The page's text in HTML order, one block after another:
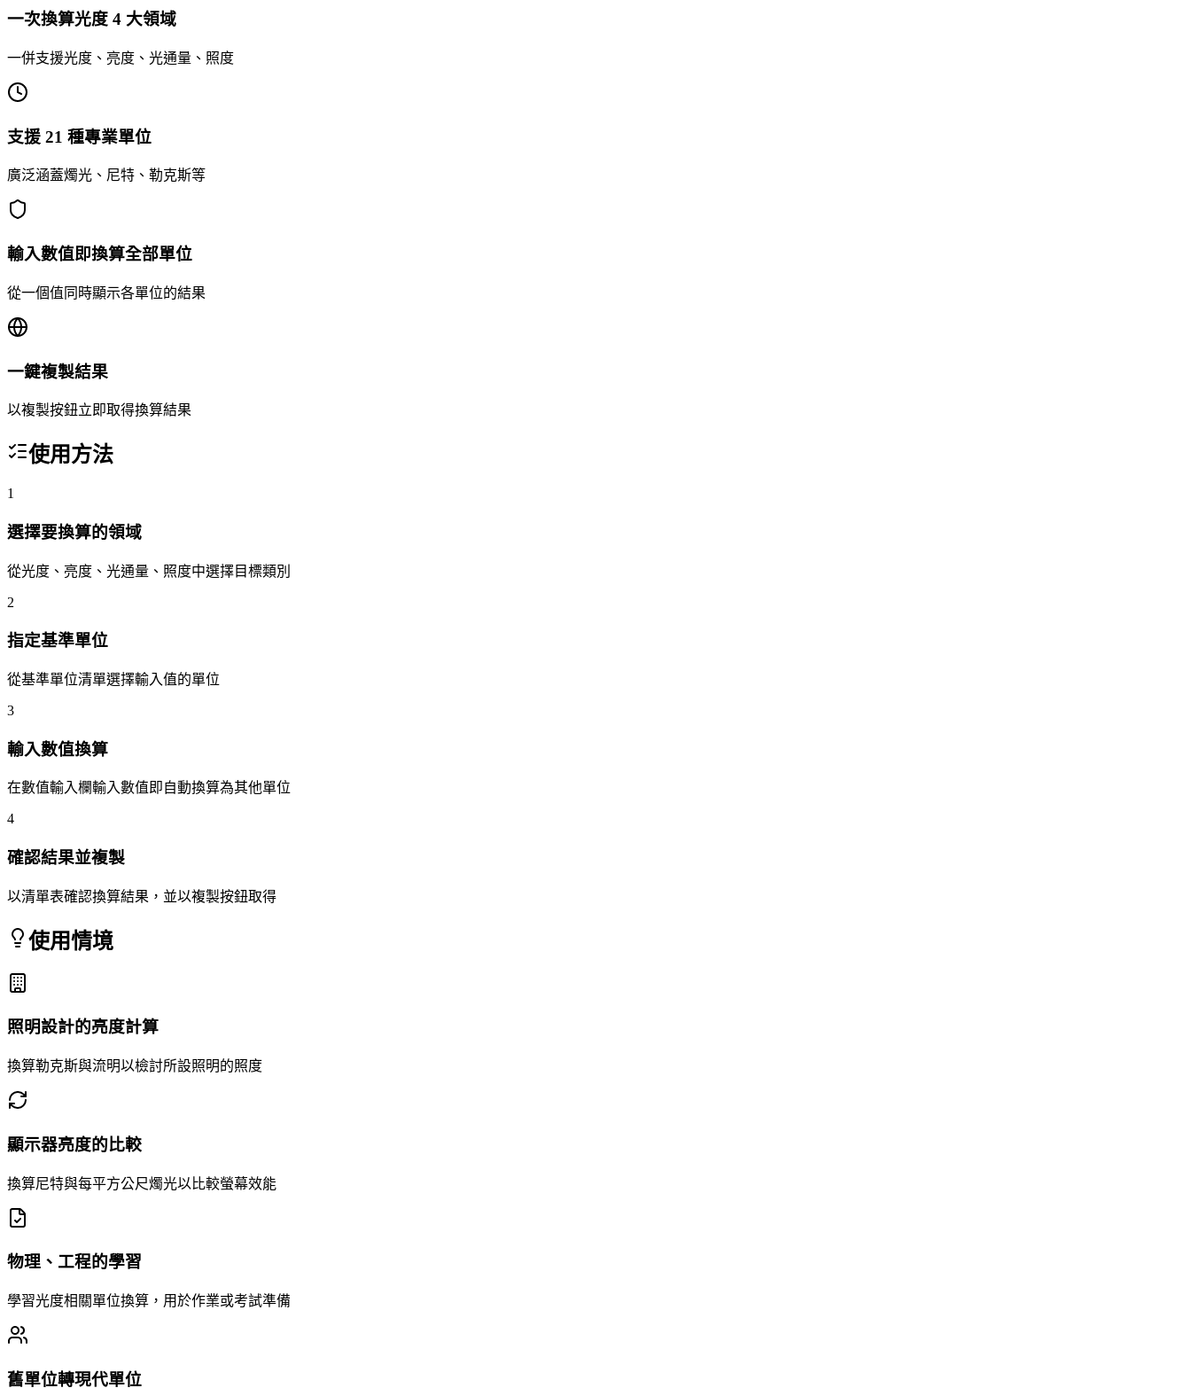
一次換算光度 4 大領域
一併支援光度、亮度、光通量、照度
支援 21 種專業單位
廣泛涵蓋燭光、尼特、勒克斯等
輸入數值即換算全部單位
從一個值同時顯示各單位的結果
一鍵複製結果
以複製按鈕立即取得換算結果
使用方法
1
選擇要換算的領域
從光度、亮度、光通量、照度中選擇目標類別
2
指定基準單位
從基準單位清單選擇輸入值的單位
3
輸入數值換算
在數值輸入欄輸入數值即自動換算為其他單位
4
確認結果並複製
以清單表確認換算結果，並以複製按鈕取得
使用情境
照明設計的亮度計算
換算勒克斯與流明以檢討所設照明的照度
顯示器亮度的比較
換算尼特與每平方公尺燭光以比較螢幕效能
物理、工程的學習
學習光度相關單位換算，用於作業或考試準備
舊單位轉現代單位